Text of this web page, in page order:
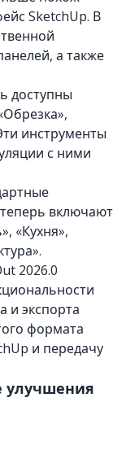
SketchUp. В
а также
доступны
инструменты
с ними
включают
«Кухня»,
2026.0
и экспорта
формата
и передачу
улучшения